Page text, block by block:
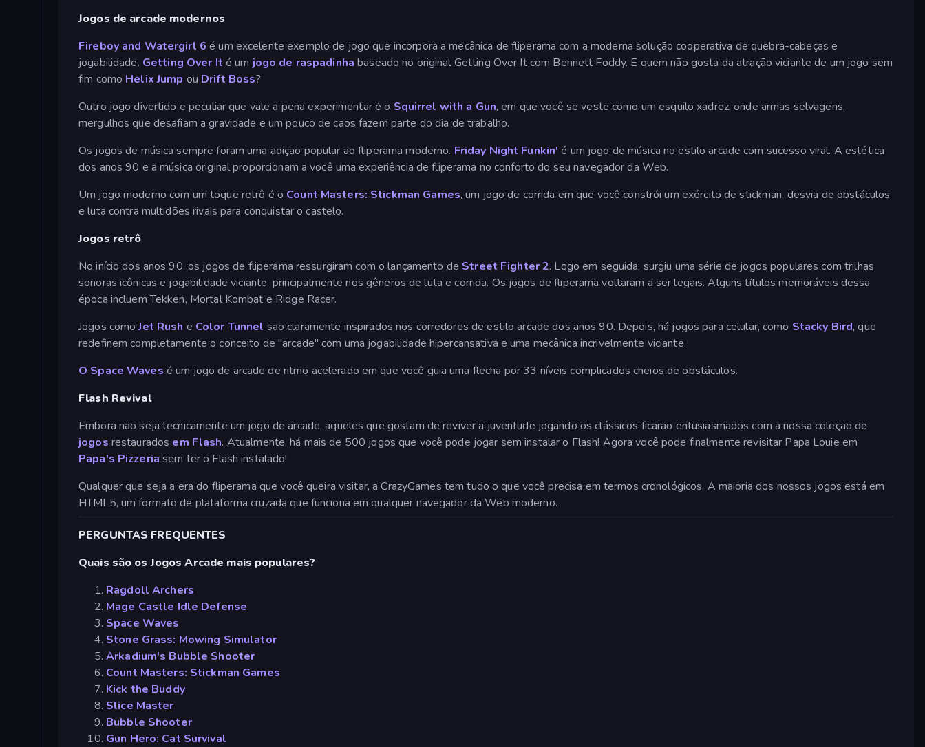
Jogos de arcade modernos
Fireboy and Watergirl 6 é um excelente exemplo de jogo que incorpora a mecânica de fliperama com a moderna solução cooperativa de quebra-cabeças e
jogabilidade. Getting Over It é um jogo de raspadinha baseado no original Getting Over It com Bennett Foddy. E quem não gosta da atração viciante de um jogo sem
fim como Helix Jump ou Drift Boss?
Outro jogo divertido e peculiar que vale a pena experimentar é o Squirrel with a Gun, em que você se veste como um esquilo xadrez, onde armas selvagens,
mergulhos que desafiam a gravidade e um pouco de caos fazem parte do dia de trabalho.
Os jogos de música sempre foram uma adição popular ao fliperama moderno. Friday Night Funkin'é um jogo de música no estilo arcade com sucesso viral. A estética
dos anos 90 e a música original proporcionam a você uma experiência de fliperama no conforto do seu navegador da Web.
Um jogo moderno com um toque retrô é o Count Masters: Stickman Games, um jogo de corrida em que você constrói um exército de stickman, desvia de obstáculos
e luta contra multidões rivais para conquistar o castelo.
Jogos retrô
No início dos anos 90, os jogos de fliperama ressurgiram com o lançamento de Street Fighter 2. Logo em seguida, surgiu uma série de jogos populares com trilhas
sonoras icônicas e jogabilidade viciante, principalmente nos gêneros de luta e corrida. Os jogos de fliperama voltaram a ser legais. Alguns títulos memoráveis dessa
época incluem Tekken, Mortal Kombat e Ridge Racer.
Jogos comoJet Rush e Color Tunnel são claramente inspirados nos corredores de estilo arcade dos anos 90. Depois, há jogos para celular, como Stacky Bird, que
redefinem completamente o conceito de "arcade" com uma jogabilidade hipercansativa e uma mecânica incrivelmente viciante.
O Space Waves é um jogo de arcade de ritmo acelerado em que você guia uma flecha por 33 níveis complicados cheios de obstáculos.
Flash Revival
Embora não seja tecnicamente um jogo de arcade, aqueles que gostam de reviver a juventude jogando os clássicos ficarão entusiasmados com a nossa coleção de
jogos restaurados em Flash. Atualmente, há mais de 500 jogos que você pode jogar sem instalar o Flash! Agora você pode finalmente revisitar Papa Louie em
Papa's Pizzeriasem ter o Flash instalado!
Qualquer que seja a era do fliperama que você queira visitar, a CrazyGames tem tudo o que você precisa em termos cronológicos. A maioria dos nossos jogos está em
HTML5, um formato de plataforma cruzada que funciona em qualquer navegador da Web moderno.
PERGUNTAS FREQUENTES
Quais são os Jogos Arcade mais populares?
Ragdoll Archers
Mage Castle Idle Defense
Space Waves
Stone Grass: Mowing Simulator
Arkadium's Bubble Shooter
Count Masters: Stickman Games
Kick the Buddy
Slice Master
Bubble Shooter
Gun Hero: Cat Survival